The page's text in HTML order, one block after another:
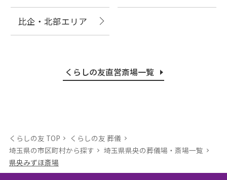
比企・北部エリア
くらしの友直営斎場一覧
くらしの友 TOP
くらしの友 葬儀
埼玉県の市区町村から探す
埼玉県県央の葬儀場・斎場⼀覧
県央みずほ斎場